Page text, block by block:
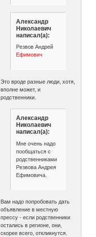
Александр
Николаевич
написал(а):
Резвов Андрей
Ефимович
Это вроде разные люди, хотя,
вполне может, и
родственники.
Александр
Николаевич
написал(а):
Мне очень надо
пообщаться с
родственниками
Резвова Андрея
Ефимовича.
Вам надо попробовать дать
объявление в местную
прессу - если родственники
остались в регионе, они,
скорее всего, откликнутся.